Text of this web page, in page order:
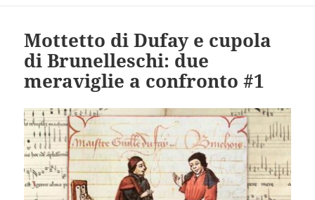
Mottetto di Dufay e cupola
di Brunelleschi: due
meraviglie a confronto #1